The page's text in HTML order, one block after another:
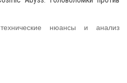
нюансы и анализ